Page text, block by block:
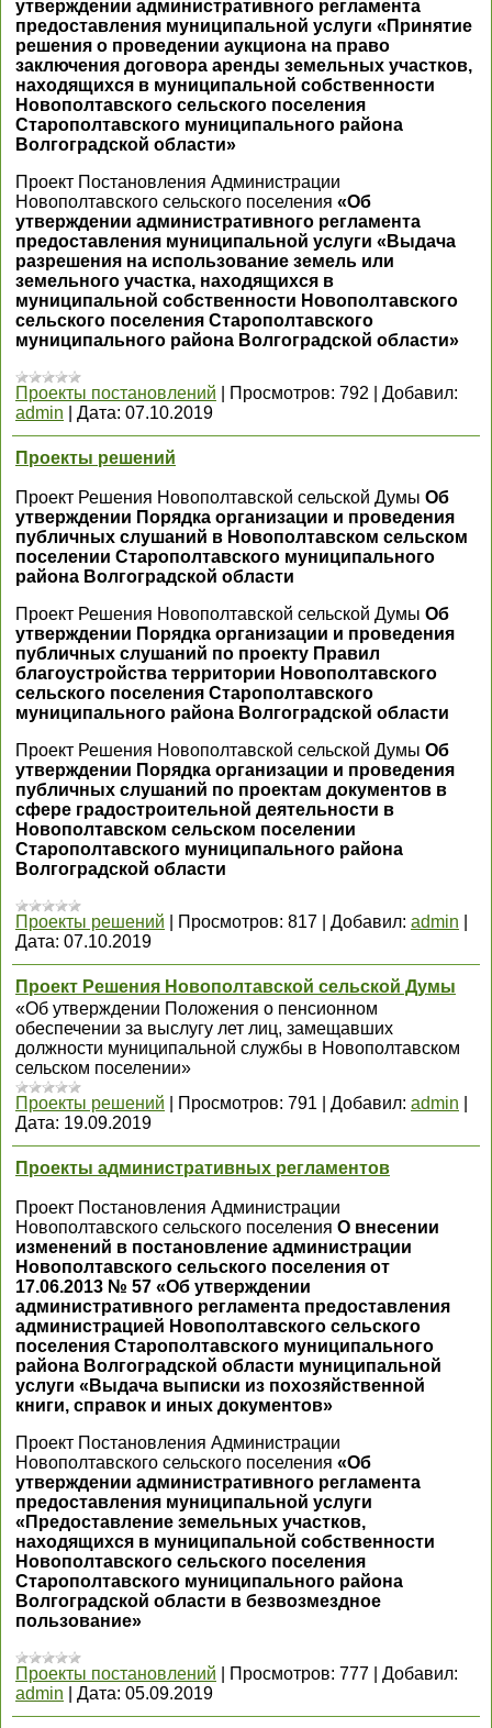
утверждении административного регламента
предоставления муниципальной услуги «Принятие
решения о проведении аукциона на право
заключения договора аренды земельных участков,
находящихся в муниципальной собственности
Новополтавского сельского поселения
Старополтавского муниципального района
Волгоградской области»
Проект Постановления Администрации
Новополтавского сельского поселения «Об
утверждении административного регламента
предоставления муниципальной услуги «Выдача
разрешения на использование земель или
земельного участка, находящихся в
муниципальной собственности Новополтавского
сельского поселения Старополтавского
муниципального района Волгоградской области»
Проекты постановлений Просмотров: 792
Добавил:
admin
Дата: 07.10.2019
Проекты решений
Проект Решения Новополтавской сельской Думы Об
утверждении Порядка организации и проведения
публичных слушаний в Новополтавском сельском
поселении Старополтавского муниципального
района Волгоградской области
Проект Решения Новополтавской сельской Думы Об
утверждении Порядка организации и проведения
публичных слушаний по проекту Правил
благоустройства территории Новополтавского
сельского поселения Старополтавского
муниципального района Волгоградской области
Проект Решения Новополтавской сельской Думы Об
утверждении Порядка организации и проведения
публичных слушаний по проектам документов в
сфере градостроительной деятельности в
Новополтавском сельском поселении
Старополтавского муниципального района
Волгоградской области
Проекты решений Просмотров: 817 Добавил: admin
Дата: 07.10.2019
Проект Решения Новополтавской сельской Думы
«Об утверждении Положения о пенсионном
обеспечении за выслугу лет лиц, замещавших
должности муниципальной службы в Новополтавском
сельском поселении»
Проекты решений
Просмотров: 791 Добавил: admin
Дата: 19.09.2019
Проекты административных регламентов
Проект Постановления Администрации
Новополтавского сельского поселения О внесении
изменений в постановление администрации
Новополтавского сельского поселения от
17.06.2013 № 57 «Об утверждении
административного регламента предоставления
администрацией Новополтавского сельского
поселения Старополтавского муниципального
района Волгоградской области муниципальной
услуги «Выдача выписки из похозяйственной
книги, справок и иных документов»
Проект Постановления Администрации
Новополтавского сельского поселения «Об
утверждении административного регламента
предоставления муниципальной услуги
«Предоставление земельных участков,
находящихся в муниципальной собственности
Новополтавского сельского поселения
Старополтавского муниципального района
Волгоградской области в безвозмездное
пользование»
Проекты постановлений Просмотров: 777
Добавил:
admin
Дата: 05.09.2019